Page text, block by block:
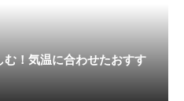
！気温に合わせたおすす